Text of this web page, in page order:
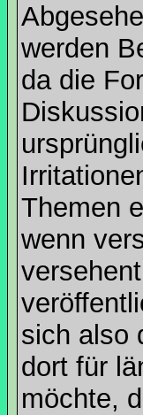
werden
da die
Themen
wenn
sich also
dort für
möchte,